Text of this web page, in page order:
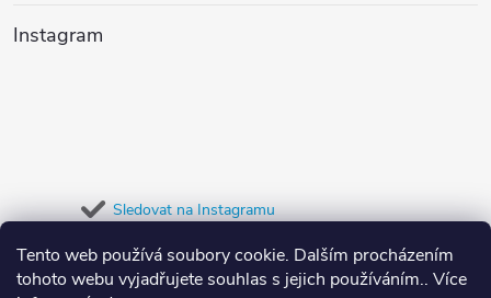
Tento web používá soubory cookie. Dalším procházením
tohoto webu vyjadřujete souhlas s jejich používáním.. Více
í
k
y
aInstagram
Sledovat na Instagramu
Přijímáme online platby